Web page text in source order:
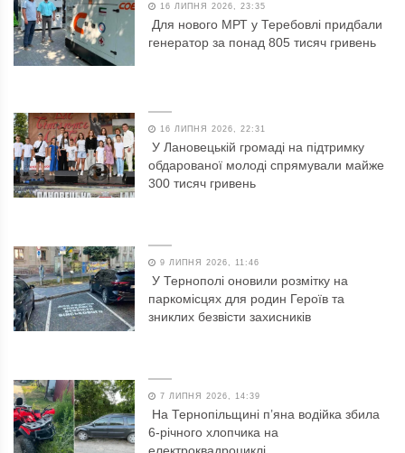
16 ЛИПНЯ 2026, 23:35
Для нового МРТ у Теребовлі придбали
генератор за понад 805 тисяч гривень
16 ЛИПНЯ 2026, 22:31
У Лановецькій громаді на підтримку
обдарованої молоді спрямували майже
300 тисяч гривень
9 ЛИПНЯ 2026, 11:46
У Тернополі оновили розмітку на
паркомісцях для родин Героїв та
зниклих безвісти захисників
7 ЛИПНЯ 2026, 14:39
На Тернопільщині п’яна водійка збила
6-річного хлопчика на